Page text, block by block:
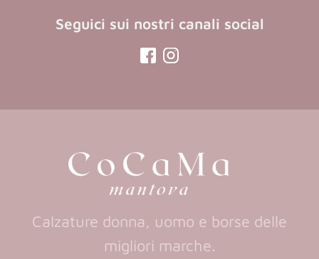
Seguici sui nostri canali social
a
a
Calzature donna, uomo e borse delle
migliori marche.